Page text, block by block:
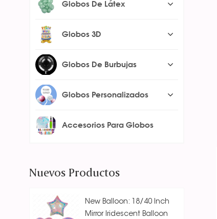
Globos De Látex
Globos 3D
Globos De Burbujas
Globos Personalizados
Accesorios Para Globos
Nuevos Productos
New Balloon: 18/40 Inch
Mirror Iridescent Balloon